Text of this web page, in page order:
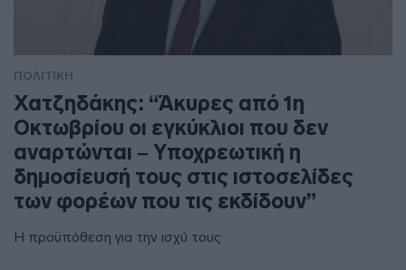
ΠΟΛΙΤΙΚΗ
Χατζηδάκης: “Άκυρες από 1η
Οκτωβρίου οι εγκύκλιοι που δεν
αναρτώνται – Υποχρεωτική η
δημοσίευσή τους στις ιστοσελίδες
των φορέων που τις εκδίδουν”
Η προϋπόθεση για την ισχύ τους